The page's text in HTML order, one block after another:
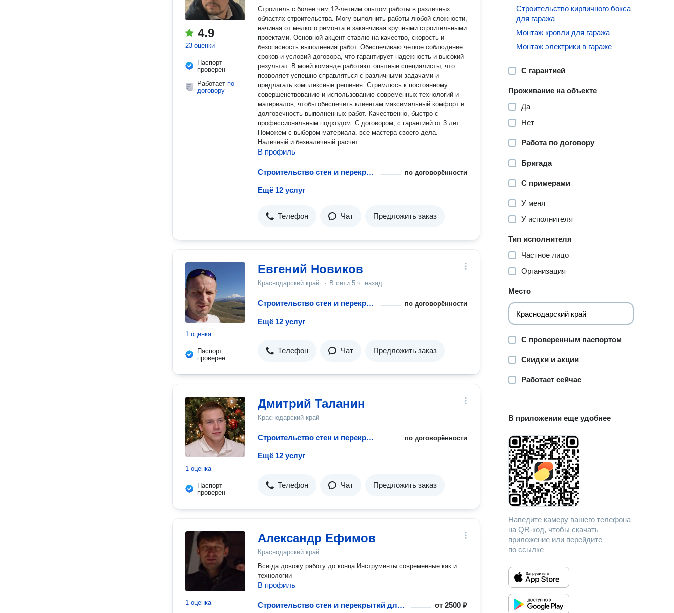
4.9
23 оценки
Паспорт
проверен
Работает по
договору
Строитель с более чем 12-летним опытом работы в различных
областях строительства. Могу выполнить работы любой сложности,
начиная от мелкого ремонта и заканчивая крупными строительными
проектами. Основной акцент ставлю на качество, скорость и
безопасность выполнения работ. Обеспечиваю четкое соблюдение
сроков и условий договора, что гарантирует надежность и высокий
результат. В моей команде работают опытные специалисты, что
позволяет успешно справляться с различными задачами и
предлагать комплексные решения. Стремлюсь к постоянному
совершенствованию и использованию современных технологий и
материалов, чтобы обеспечить клиентам максимальный комфорт и
долговечность выполненных работ. Качественно, быстро с
профессиональным подходом. С договором, с гарантией от 3 лет.
Поможем с выбором материала. все мастера своего дела.
Наличный и безналичный расчёт.
В профиль
Строительство стен и перекрытий для гаража по договорённости
Ещё 12 услуг
Телефон Чат Предложить заказ
1 оценка
Паспорт
проверен
Евгений Новиков
Краснодарский край · В сети 5 ч. назад
Строительство стен и перекрытий для гаража по договорённости
Ещё 12 услуг
Телефон Чат Предложить заказ
1 оценка
Паспорт
проверен
Дмитрий Таланин
Краснодарский край
Строительство стен и перекрытий для гаража по договорённости
Ещё 12 услуг
Телефон Чат Предложить заказ
1 оценка
Александр Ефимов
Краснодарский край
Всегда довожу работу до конца Инструменты современные как и
технологии
В профиль
Строительство стен и перекрытий для гаража от2500 ₽
Строительство кирпичного бокса
для гаража
Монтаж кровли для гаража
Монтаж электрики в гараже
С гарантией
Проживание на объекте
Да
Нет
Работа по договору
Бригада
С примерами
У меня
У исполнителя
Тип исполнителя
Частное лицо
Организация
Место
С проверенным паспортом
Скидки и акции
Работает сейчас
В приложении еще удобнее
Наведите камеру вашего телефона
на QR-код, чтобы скачать
приложение или перейдите
по ссылке